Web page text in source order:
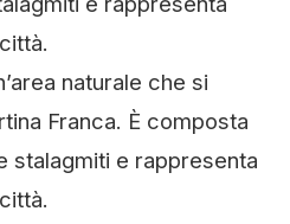
naturale che si
Franca. È composta
stalagmiti e rappresenta